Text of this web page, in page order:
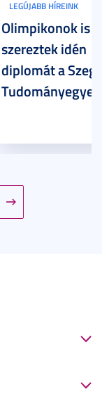
LEGÚJABB HÍREINK
Olimpikonok is
szereztek idén
diplomát a